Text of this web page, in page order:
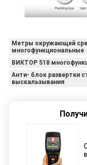
Метры окружающей
многофункциональные
ВИКТОР 518
Анти- блок развертки
выскальзывания